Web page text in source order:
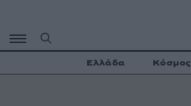
περιεχόμενο
Ελλάδα Κόσμος